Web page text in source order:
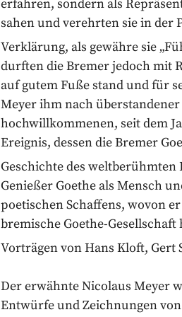
erfahren, sondern als
sahen und verehrten sie in der
Verklärung, als gewähre sie
durften die Bremer jedoch mit
auf gutem Fuße stand und für
Meyer ihm nach überstandener
hochwillkommenen, seit dem
Ereignis, dessen die Bremer
Geschichte des weltberühmten
Genießer Goethe als Mensch
poetischen Schaffens, wovon
bremische Goethe-
Vorträgen von Hans Kloft, Gert
Der erwähnte Nicolaus Meyer
Entwürfe und Zeichnungen